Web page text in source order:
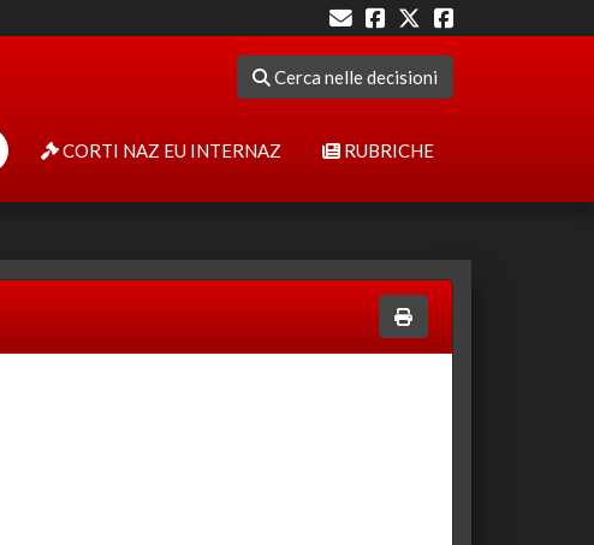
Cerca nelle decisioni
CORTI NAZ EU INTERNAZ RUBRICHE